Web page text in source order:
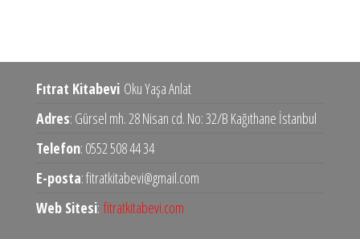
Fıtrat Kitabevi Oku Yaşa Anlat
Adres: Gürsel mh. 28 Nisan cd. No: 32/B Kağıthane İstanbul
Telefon: 0552 508 44 34
E-posta: fitratkitabevi@gmail.com
Web Sitesi: fitratkitabevi.com